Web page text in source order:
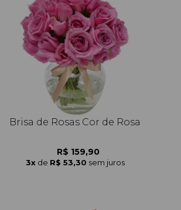
Brisa de Rosas Cor de Rosa
R$ 159,90
3x de R$ 53,30 sem juros